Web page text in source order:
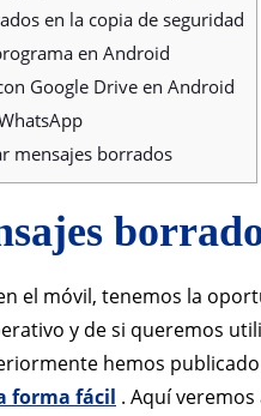
en la copia de seguridad
en Android
Google Drive en Android
mensajes borrados
el móvil, tenemos la
y de si queremos
hemos
forma fácil . Aquí